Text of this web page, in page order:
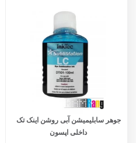
جوهر سابلیمیشن آبی روشن اینک تک
داخلی اپسون